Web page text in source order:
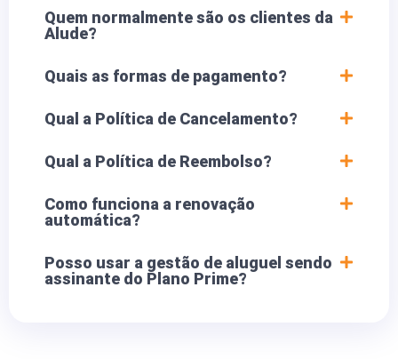
Quem normalmente são os clientes da
Alude?
Quais as formas de pagamento?
Qual a Política de Cancelamento?
Qual a Política de Reembolso?
Como funciona a renovação
automática?
Posso usar a gestão de aluguel sendo
assinante do Plano Prime?